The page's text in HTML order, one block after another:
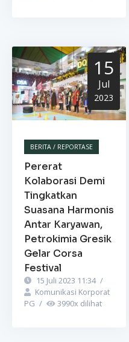
15
Jul
2023
BERITA / REPORTASE
Pererat
Kolaborasi Demi
Tingkatkan
Suasana Harmonis
Antar Karyawan,
Petrokimia Gresik
Gelar Corsa
Festival
15 Juli 2023 11:34 /
Komunikasi Korporat
PG / 3990x dilihat